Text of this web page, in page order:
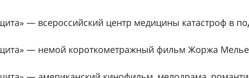
— всероссийский центр медицины катастроф в
— немой короткометражный фильм Жоржа